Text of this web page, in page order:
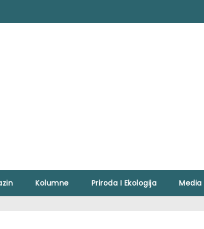
Kolumne Priroda I Ekologija Media